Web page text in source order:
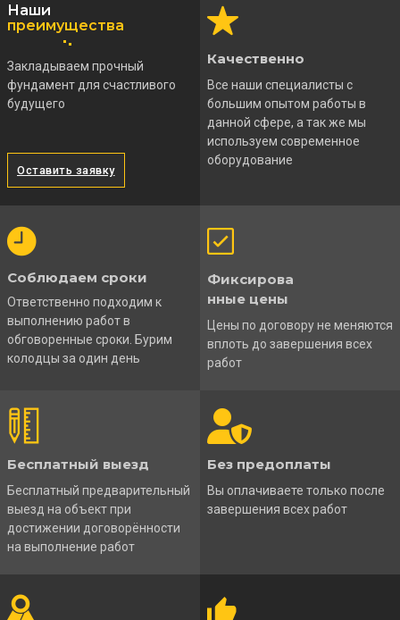
Наши
преимущества
Закладываем прочный
фундамент для счастливого
будущего
Оставить заявку
Качественно
Все наши специалисты с
большим опытом работы в
данной сфере, а так же мы
используем современное
оборудование
Соблюдаем сроки
Ответственно подходим к
выполнению работ в
обговоренные сроки. Бурим
колодцы за один день
Фиксирова
нные цены
Цены по договору не меняются
вплоть до завершения всех
работ
Бесплатный выезд
Бесплатный предварительный
выезд на объект при
достижении договорённости
на выполнение работ
Без предоплаты
Вы оплачиваете только после
завершения всех работ